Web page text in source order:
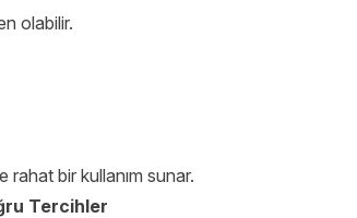
olabilir.
rahat bir kullanım sunar.
Tercihler